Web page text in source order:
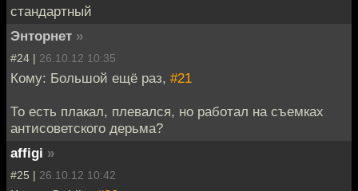
стандартный
Энторнет »
#24 | 26.10.12 10:35
Кому: Большой ещё раз, #21
То есть плакал, плевался, но работал на съемках
антисоветского дерьма?
affigi »
#25 | 26.10.12 10:42